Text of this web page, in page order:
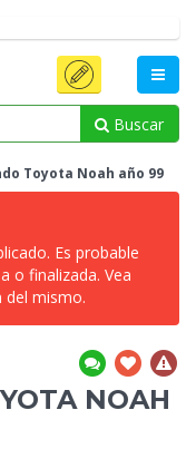
Buscar
Toyota Noah año 99
Es probable
o finalizada. Vea
del mismo.
NOAH